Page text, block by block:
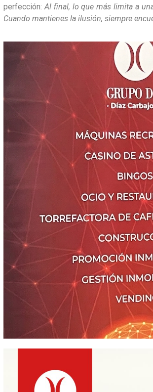
perfección: Al final, lo que más limita a
Cuando mantienes la ilusión, siempre